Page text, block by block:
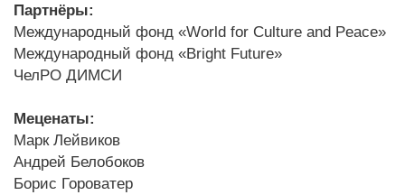
Партнёры:
Международный фонд «World for Culture and Peace»
Международный фонд «Bright Future»
ЧелРО ДИМСИ
Меценаты:
Марк Лейвиков
Андрей Белобоков
Борис Гороватер